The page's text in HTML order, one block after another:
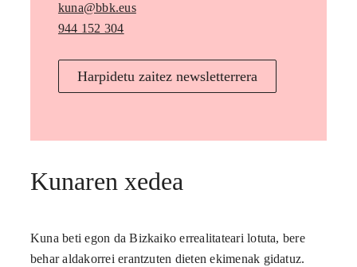
kuna@bbk.eus
944 152 304
Harpidetu zaitez newsletterrera
Kunaren xedea
Kuna beti egon da Bizkaiko errealitateari lotuta, bere
behar aldakorrei erantzuten dieten ekimenak gidatuz.